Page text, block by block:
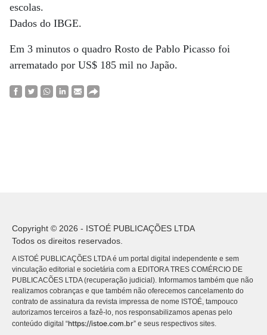
escolas.
Dados do IBGE.
Em 3 minutos o quadro Rosto de Pablo Picasso foi
arrematado por US$ 185 mil no Japão.
Copyright © 2026 - ISTOÉ PUBLICAÇÕES LTDA
Todos os direitos reservados.
A ISTOÉ PUBLICAÇÕES LTDA é um portal digital independente e sem
vinculação editorial e societária com a EDITORA TRES COMÉRCIO DE
PUBLICACÕES LTDA (recuperação judicial). Informamos também que não
realizamos cobranças e que também não oferecemos cancelamento do
contrato de assinatura da revista impressa de nome ISTOÉ, tampouco
autorizamos terceiros a fazê-lo, nos responsabilizamos apenas pelo
conteúdo digital “https://istoe.com.br” e seus respectivos sites.